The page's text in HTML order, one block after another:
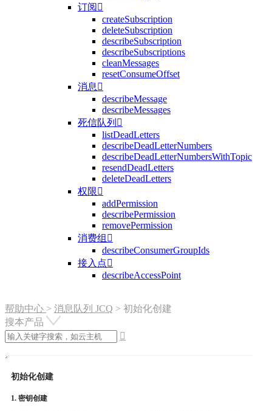
订阅 
createSubscription
deleteSubscription
describeSubscription
describeSubscriptions
cleanMessages
resetConsumeOffset
消息 
describeMessage
describeMessages
死信队列 
listDeadLetters
describeDeadLetterNumbers
describeDeadLetterNumbersWithTopic
resendDeadLetters
deleteDeadLetters
权限
addPermission
describePermission
removePermission
消费组 
describeConsumerGroupIds
接入点
describeAccessPoint
帮助中心 > 消息队列 JCQ > 初始化创建
搜本产品

初始化创建
1. 密钥创建